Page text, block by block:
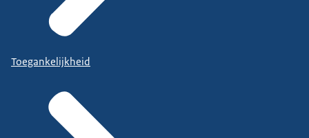
Toegankelijkheid